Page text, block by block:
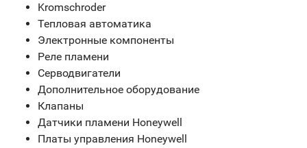
Kromschroder
Тепловая автоматика
Электронные компоненты
Реле пламени
Серводвигатели
Дополнительное оборудование
Клапаны
Датчики пламени Honeywell
Платы управления Honeywell